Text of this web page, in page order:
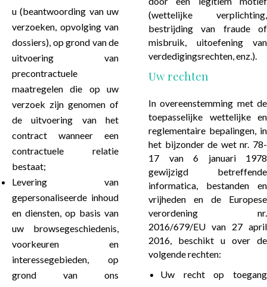
u (beantwoording van uw
verzoeken, opvolging van
dossiers), op grond van de
uitvoering van
precontractuele
maatregelen die op uw
verzoek zijn genomen of
de uitvoering van het
contract wanneer een
contractuele relatie
bestaat;
Levering van
gepersonaliseerde inhoud
en diensten, op basis van
uw browsegeschiedenis,
voorkeuren en
interessegebieden, op
grond van ons
(wettelijke verplichting,
bestrijding van fraude of
misbruik, uitoefening van
verdedigingsrechten, enz.).
Uw rechten
In overeenstemming met de
toepasselijke wettelijke en
reglementaire bepalingen, in
het bijzonder de wet nr. 78-
17 van 6 januari 1978
gewijzigd betreffende
informatica, bestanden en
vrijheden en de Europese
verordening nr.
2016/679/EU van 27 april
2016, beschikt u over de
volgende rechten:
Uw recht op toegang